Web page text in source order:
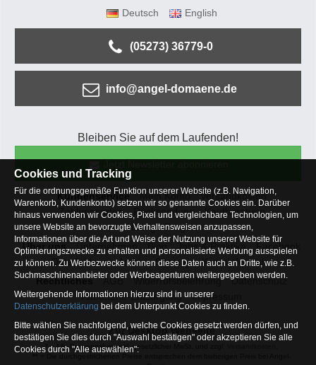
Deutsch English
(05273) 36779-0
info@angel-domaene.de
Bleiben Sie auf dem Laufenden!
Kundenservice Mein Konto
Versandkosten
Zahlungsarten
Rücksendung
Kaufberatung
Häufige Fragen
Über uns
Unternehmen Blog Jobs & Praktika
Facebook
Osterfeldsee
Archiv Sitemap
Kontaktformular
Rechtliches
AGB Widerrufsbelehrung
Datenschutz
Altbatterie-Entsorgung
Impressum
Zur Desktop Webseite
* = Alle Preisangaben inkl. gesetzlicher MwSt. und zzgl.
Cookies und Tracking
Für die ordnungsgemäße Funktion unserer Website (z.B. Navigation,
Warenkorb, Kundenkonto) setzen wir so genannte Cookies ein. Darüber
hinaus verwenden wir Cookies, Pixel und vergleichbare Technologien, um
unsere Website an bevorzugte Verhaltensweisen anzupassen,
Informationen über die Art und Weise der Nutzung unserer Website für
Optimierungszwecke zu erhalten und personalisierte Werbung ausspielen
zu können. Zu Werbezwecke können diese Daten auch an Dritte, wie z.B.
Suchmaschinenanbieter oder Werbeagenturen weitergegeben werden.
Weitergehende Informationen hierzu sind in unserer
Datenschutzerklärung bei dem Unterpunkt Cookies zu finden.
Bitte wählen Sie nachfolgend, welche Cookies gesetzt werden dürfen, und
bestätigen Sie dies durch "Auswahl bestätigen" oder akzeptieren Sie alle
Cookies durch "Alle auswählen":